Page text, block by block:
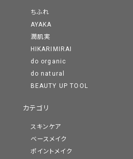
ちふれ
AYAKA
潤肌実
HIKARIMIRAI
do organic
do natural
BEAUTY UP TOOL
カテゴリ
スキンケア
ベースメイク
ポイントメイク